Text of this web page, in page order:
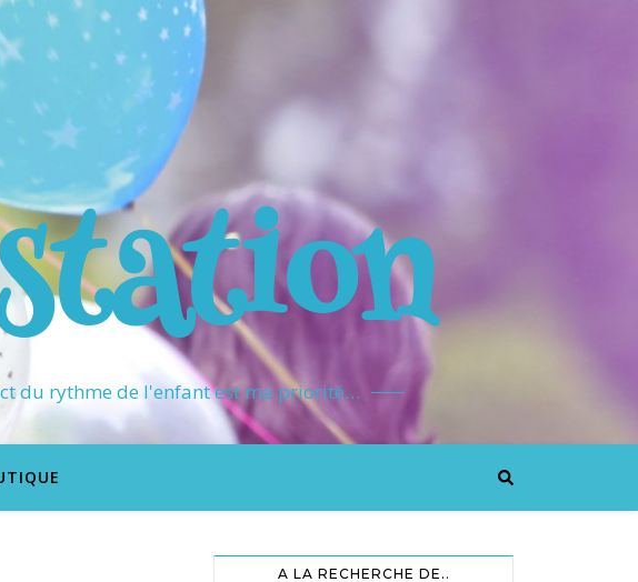
du rythme de l'enfant est ma priorité…
A LA RECHERCHE DE..